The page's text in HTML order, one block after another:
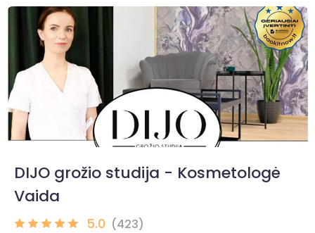
DIJO grožio studija - Kosmetologė
Vaida
5.0 (423)